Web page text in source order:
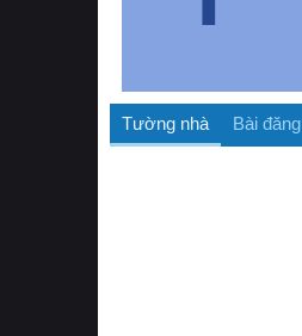
Tường nhà Bài đăng